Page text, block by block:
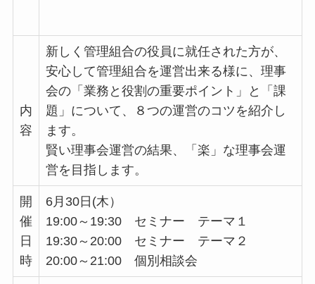
内
容
新しく管理組合の役員に就任された方が、
安心して管理組合を運営出来る様に、理事
会の「業務と役割の重要ポイント」と「課
題」について、８つの運営のコツを紹介し
ます。
賢い理事会運営の結果、「楽」な理事会運
営を目指します。
開
催
日
時
6月30日(木）
19:00～19:30 セミナー テーマ１
19:30～20:00 セミナー テーマ２
20:00～21:00 個別相談会